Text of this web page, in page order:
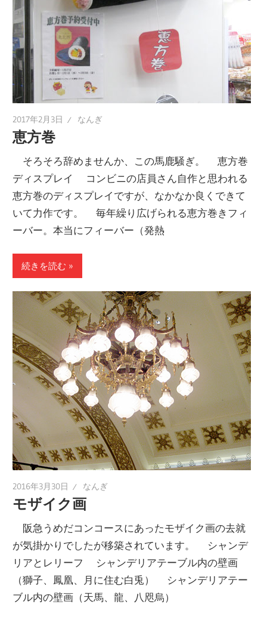
2017年2月3日 なんぎ
恵方巻
そろそろ辞めませんか、この馬鹿騒ぎ。 恵方巻
ディスプレイ コンビニの店員さん自作と思われる
恵方巻のディスプレイですが、なかなか良くできて
いて力作です。 毎年繰り広げられる恵方巻きフィ
ーバー。本当にフィーバー（発熱
続きを読む
2016年3月30日 なんぎ
モザイク画
阪急うめだコンコースにあったモザイク画の去就
が気掛かりでしたが移築されています。 シャンデ
リアとレリーフ シャンデリアテーブル内の壁画
（獅子、鳳凰、月に住む白兎） シャンデリアテー
ブル内の壁画（天馬、龍、八咫烏）